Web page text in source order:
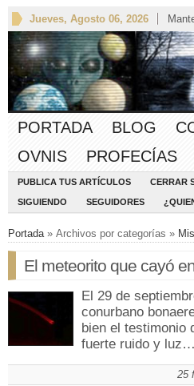
Jueves, Agosto 06, 2026
PORTADA BLOG
OVNIS
PROFECÍAS
PUBLICA TUS ARTÍCULOS CERRAR
SIGUIENDO SEGUIDORES
Portada » Archivos por categorías »
El meteorito que cayó
El 29 de
conurbano
bien el testimonio
fuerte ruido y luz…
25